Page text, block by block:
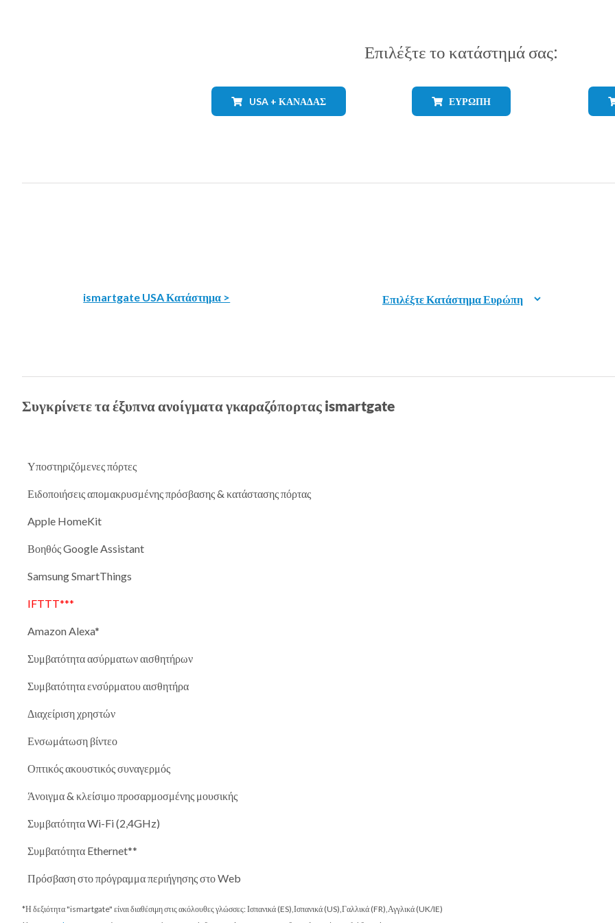
Επιλέξτε το κατάστημά σας:
USA + ΚΑΝΑΔΆΣ ΕΥΡΏΠΗ
ismartgate USA Κατάστημα >
Συγκρίνετε τα έξυπνα ανοίγματα γκαραζόπορτας ismartgate
Υποστηριζόμενες πόρτες
Ειδοποιήσεις απομακρυσμένης πρόσβασης & κατάστασης πόρτας
Apple HomeKit
Βοηθός Google Assistant
Samsung SmartThings
IFTTT***
Amazon Alexa*
Συμβατότητα ασύρματων αισθητήρων
Συμβατότητα ενσύρματου αισθητήρα
Διαχείριση χρηστών
Ενσωμάτωση βίντεο
Οπτικός ακουστικός συναγερμός
Άνοιγμα & κλείσιμο προσαρμοσμένης μουσικής
Συμβατότητα Wi-Fi (2,4GHz)
Συμβατότητα Ethernet**
Πρόσβαση στο πρόγραμμα περιήγησης στο Web
*Η δεξιότητα "ismartgate" είναι διαθέσιμη στις ακόλουθες γλώσσες: Ισπανικά (ES),Ισπανικά (US),Γαλλικά (FR),Αγγλικά (UK/IE)